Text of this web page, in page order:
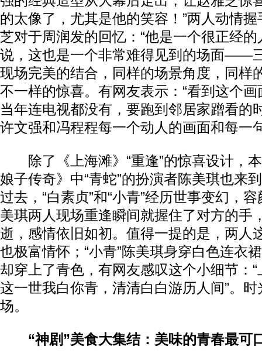
的太像了，尤其是他的笑容！”两人动情
芝对于周润发的回忆：“他是一个很正经的
说，这也是一个非常难得见到的场面——
现场完美的结合，同样的场景角度，同样
不一样的惊喜。有网友表示：“看到这个
当年连电视都没有，要跑到邻居家蹭看的
许文强和冯程程每一个动人的画面和每一
除了《上海滩》“重逢”的惊喜设计，
娘子传奇》中“青蛇”的扮演者陈美琪也来
过去，“白素贞”和“小青”经历世事变幻，
美琪两人现场重逢瞬间就握住了对方的手
逝，感情依旧如初。值得一提的是，两人
也极富情怀；“小青”陈美琪身穿白色连衣
却穿上了青色，有网友感叹这个小细节：
这一世我白你青，清清白白游历人间”。
场。
“神剧”美食大集结：美味的青春最可